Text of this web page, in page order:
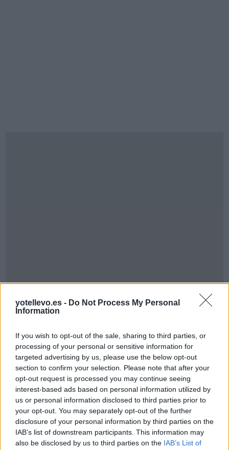
yotellevo.es - Do Not Process My Personal
Information
If you wish to opt-out of the sale, sharing to third parties, or
processing of your personal or sensitive information for
targeted advertising by us, please use the below opt-out
section to confirm your selection. Please note that after your
opt-out request is processed you may continue seeing
interest-based ads based on personal information utilized by
us or personal information disclosed to third parties prior to
your opt-out. You may separately opt-out of the further
disclosure of your personal information by third parties on the
IAB’s list of downstream participants. This information may
also be disclosed by us to third parties on the IAB’s List of